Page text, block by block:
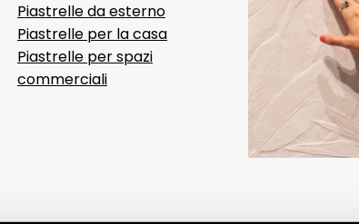
Piastrelle da esterno
Piastrelle per la casa
Piastrelle per spazi
commerciali